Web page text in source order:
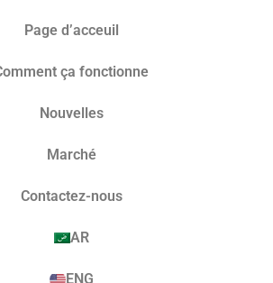
Page d’acceuil
ça fonctionne
Nouvelles
Marché​
Contactez-nous
AR
ENG